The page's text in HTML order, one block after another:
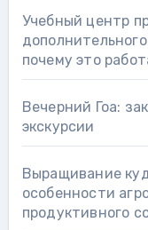
Учебный центр
почему это
Вечерний Гоа:
экскурсии
Выращивание
особенности
продуктивного